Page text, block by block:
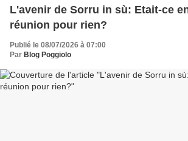
L'avenir de Sorru in sù: Etait-ce
réunion pour rien?
Publié le 08/07/2026 à 07:00
Par Blog Poggiolo